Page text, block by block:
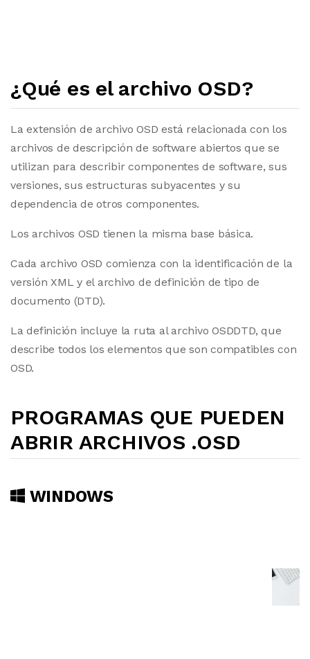
¿Qué es el archivo OSD?
La extensión de archivo OSD está relacionada con los
archivos de descripción de software abiertos que se
utilizan para describir componentes de software, sus
versiones, sus estructuras subyacentes y su
dependencia de otros componentes.
Los archivos OSD tienen la misma base básica.
Cada archivo OSD comienza con la identificación de la
versión XML y el archivo de definición de tipo de
documento (DTD).
La definición incluye la ruta al archivo OSDDTD, que
describe todos los elementos que son compatibles con
OSD.
PROGRAMAS QUE PUEDEN
ABRIR ARCHIVOS .OSD
WINDOWS